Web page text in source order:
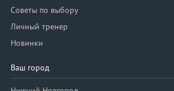
Советы по выбору
Личный тренер
Новинки
Ваш город